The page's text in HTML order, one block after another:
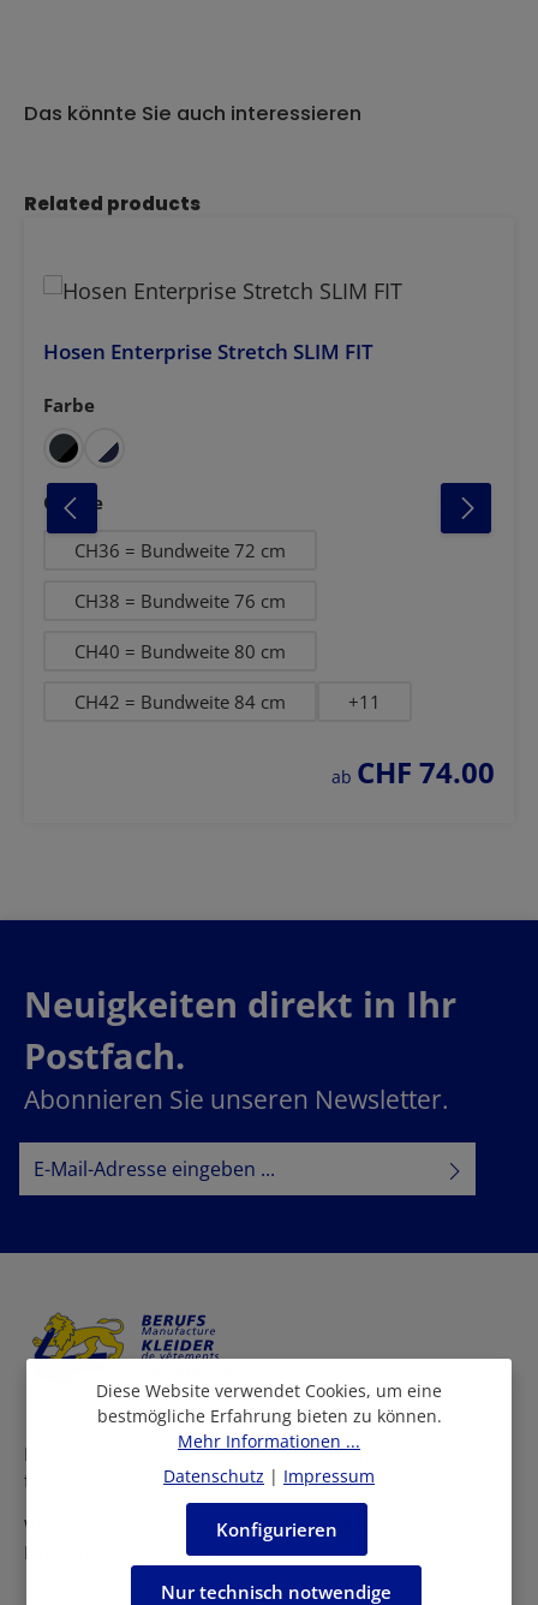
Das könnte Sie auch interessieren
Produktgalerie überspringen
Related products
Hosen Enterprise Stretch SLIM FIT
Farbe
auswählen
Grösse
CH36 = Bundweite 72 cm
CH38 = Bundweite 76 cm
CH40 = Bundweite 80 cm
CH42 = Bundweite 84 cm +11
regulärer preis:
ab CHF 74.00
Neuigkeiten direkt in Ihr
Postfach.
Abonnieren Sie unseren Newsletter.
E-Mail-Adresse*
Ich habe dieDatenschutzbestimmungenzur Kenntnis
Bei uns finden Sie eine grosse Auswahl an Arbeitskleidern
für viele Berufe und Branchen.
Wir beraten Sie persönlich in allen Fragen rund um die
Einkleidung Ihrer Mitarbeiter.
Diese Website verwendet Cookies, um eine
bestmögliche Erfahrung bieten zu können.
Mehr Informationen ...
Datenschutz | Impressum
Nur technisch notwendige
Konfigurieren